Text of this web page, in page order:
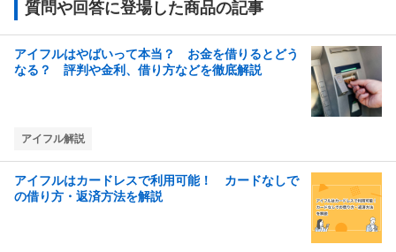
質問や回答に登場した商品の記事
アイフルはやばいって本当？ お金を借りるとどう
なる？ 評判や金利、借り方などを徹底解説
アイフル解説
アイフルはカードレスで利用可能！ カードなしで
の借り方・返済方法を解説